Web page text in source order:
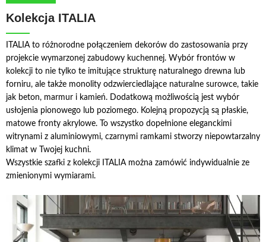
Kolekcja ITALIA
ITALIA to różnorodne połączeniem dekorów do zastosowania przy
projekcie wymarzonej zabudowy kuchennej. Wybór frontów w
kolekcji to nie tylko te imitujące strukturę naturalnego drewna lub
forniru, ale także monolity odzwierciedlające naturalne surowce, takie
jak beton, marmur i kamień. Dodatkową możliwością jest wybór
usłojenia pionowego lub poziomego. Kolejną propozycją są płaskie,
matowe fronty akrylowe. To wszystko dopełnione eleganckimi
witrynami z aluminiowymi, czarnymi ramkami stworzy niepowtarzalny
klimat w Twojej kuchni.
Wszystkie szafki z kolekcji ITALIA można zamówić indywidualnie ze
zmienionymi wymiarami.